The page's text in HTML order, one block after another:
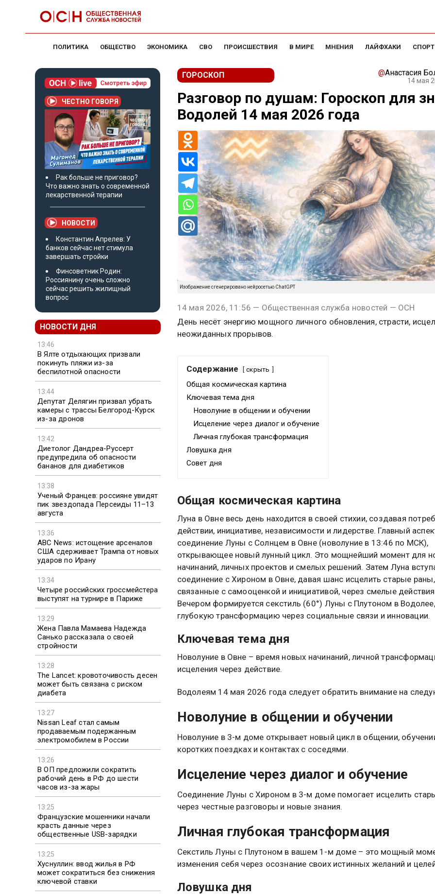
ПОЛИТИКА ОБЩЕСТВО ЭКОНОМИКА СВО ПРОИСШЕСТВИЯ В МИРЕ МНЕНИЯ ЛАЙФХАКИ СПОРТ
ЧЕСТНО ГОВОРЯ
Рак больше не приговор?
Что важно знать о современной
лекарственной терапии
НОВОСТИ
Константин Апрелев: У
банков сейчас нет стимула
завершать стройки
Финсоветник Родин:
Россиянину очень сложно
сейчас решить жилищный
вопрос
НОВОСТИ ДНЯ
13:46
В Ялте отдыхающих призвали
покинуть пляжи из-за
беспилотной опасности
13:44
Депутат Делягин призвал убрать
камеры с трассы Белгород-Курск
из-за дронов
13:42
Диетолог Дандреа-Руссерт
предупредила об опасности
бананов для диабетиков
13:38
Ученый Францев: россияне увидят
пик звездопада Персеиды 11–13
августа
13:36
ABC News: истощение арсеналов
США сдерживает Трампа от новых
ударов по Ирану
13:34
Четыре российских гроссмейстера
выступят на турнире в Париже
13:29
Жена Павла Мамаева Надежда
Санько рассказала о своей
стройности
13:28
The Lancet: кровоточивость десен
может быть связана с риском
диабета
13:27
Nissan Leaf стал самым
продаваемым подержанным
электромобилем в России
13:26
В ОП предложили сократить
рабочий день в РФ до шести
часов из-за жары
13:25
Французские мошенники начали
красть данные через
общественные USB-зарядки
13:25
Хуснуллин: ввод жилья в РФ
может сократиться без снижения
ключевой ставки
ГОРОСКОП @Анастасия
14 мая
Разговор по душам: Гороскоп для
Водолей 14 мая 2026 года
Изображение сгенерировано нейросетью ChatGPT
14 мая 2026, 11:56 — Общественная служба новостей — ОСН
День несёт энергию мощного личного обновления, страсти,
неожиданных прорывов.
Содержание скрыть
Общая космическая картина
Ключевая тема дня
Новолуние в общении и обучении
Исцеление через диалог и обучение
Личная глубокая трансформация
Ловушка дня
Совет дня
Общая космическая картина
Луна в Овне весь день находится в своей стихии, создавая
действии, инициативе, независимости и лидерстве. Главный
соединение Луны с Солнцем в Овне (новолуние в 13:46 по МСК),
открывающее новый лунный цикл. Это мощнейший момент для
начинаний, личных проектов и смелых решений. Затем Луна
соединение с Хироном в Овне, давая шанс исцелить старые раны,
связанные с самооценкой и инициативой, через смелые
Вечером формируется секстиль (60°) Луны с Плутоном в
глубокую трансформацию через социальные связи и инновации.
Ключевая тема дня
Новолуние в Овне – время новых начинаний, личной
исцеления через действие.
Водолеям 14 мая 2026 года следует обратить внимание на
Новолуние в общении и обучении
Новолуние в 3-м доме открывает новый цикл в общении,
коротких поездках и контактах с соседями.
Исцеление через диалог и обучение
Соединение Луны с Хироном в 3-м доме помогает исцелить
через честные разговоры и новые знания.
Личная глубокая трансформация
Секстиль Луны с Плутоном в вашем 1-м доме – это мощный
изменения себя через осознание своих истинных желаний и
Ловушка дня